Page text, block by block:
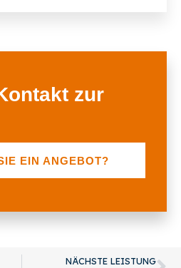
zur
EIN ANGEBOT?
NÄCHSTE LEISTUNG